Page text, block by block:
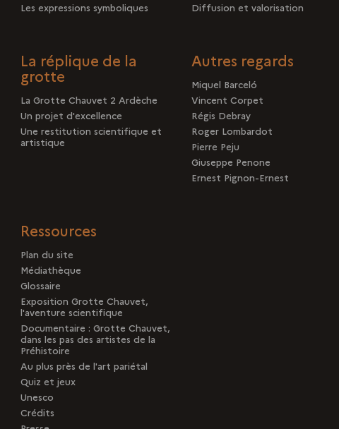
Les expressions symboliques
Diffusion et valorisation
La réplique de la
grotte
La Grotte Chauvet 2 Ardèche
Un projet d'excellence
Une restitution scientifique et
artistique
Autres regards
Miquel Barceló
Vincent Corpet
Régis Debray
Roger Lombardot
Pierre Peju
Giuseppe Penone
Ernest Pignon-Ernest
Ressources
Plan du site
Médiathèque
Glossaire
Exposition Grotte Chauvet,
l'aventure scientifique
Documentaire : Grotte Chauvet,
dans les pas des artistes de la
Préhistoire
Au plus près de l'art pariétal
Quiz et jeux
Unesco
Crédits